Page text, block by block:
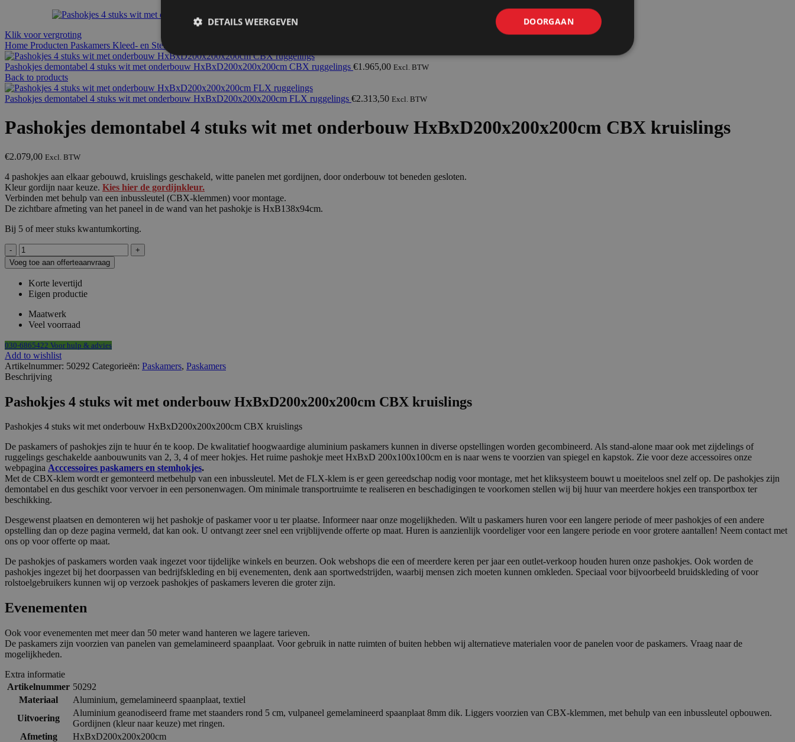
Klik voor vergroting
Home Producten Paskamers Kleed- en Stemhokjes
Pashokjes demontabel 4 stuks wit met onderbouw HxBxD200x200x200cm CBX ruggelings €1.965,00 Excl. BTW
Back to products
Pashokjes demontabel 4 stuks wit met onderbouw HxBxD200x200x200cm FLX ruggelings €2.313,50 Excl. BTW
Pashokjes demontabel 4 stuks wit met onderbouw HxBxD200x200x200cm CBX kruislings
€2.079,00 Excl. BTW
4 pashokjes aan elkaar gebouwd, kruislings geschakeld, witte panelen met gordijnen, door onderbouw tot beneden gesloten.
Kleur gordijn naar keuze. Kies hier de gordijnkleur.
Verbinden met behulp van een inbussleutel (CBX-klemmen) voor montage.
De zichtbare afmeting van het paneel in de wand van het pashokje is HxB138x94cm.
Bij 5 of meer stuks kwantumkorting.
Pashokjes
demontabel
4
stuks
wit
onderbouw
HxBxD200x200x200cm
kruislings
aantal
Voeg toe aan offerteaanvraag
Korte levertijd
Eigen productie
Maatwerk
Veel voorraad
030-6865422 Voor hulp & advies
Add to wishlist
Artikelnummer: 50292 Categorieën: Paskamers, Paskamers
Beschrijving
Pashokjes 4 stuks wit met onderbouw HxBxD200x200x200cm CBX kruislings
Pashokjes 4 stuks wit met onderbouw HxBxD200x200x200cm CBX kruislings
De paskamers of pashokjes zijn te huur én te koop. De kwalitatief hoogwaardige aluminium paskamers kunnen in diverse opstellingen worden gecombineerd. Als stand-alone maar ook met zijdelings of
ruggelings geschakelde aanbouwunits van 2, 3, 4 of meer hokjes. Het ruime pashokje meet HxBxD 200x100x100cm en is naar wens te voorzien van spiegel en kapstok. Zie voor deze accessoires onze
webpagina Acccessoires paskamers en stemhokjes.
Met de CBX-klem wordt er gemonteerd metbehulp van een inbussleutel. Met de FLX-klem is er geen gereedschap nodig voor montage, met het kliksysteem bouwt u moeiteloos snel zelf op. De pashokjes zijn
demontabel en dus geschikt voor vervoer in een personenwagen. Om minimale transportruimte te realiseren en beschadigingen te voorkomen stellen wij bij huur van meerdere hokjes een transportbox ter
beschikking.
Desgewenst plaatsen en demonteren wij het pashokje of paskamer voor u ter plaatse. Informeer naar onze mogelijkheden. Wilt u paskamers huren voor een langere periode of meer pashokjes of een andere
opstelling dan op deze pagina vermeld, dat kan ook. U ontvangt zeer snel een vrijblijvende offerte op maat. Huren is aanzienlijk voordeliger voor een langere periode en voor grotere aantallen! Neem contact met
ons op voor offerte op maat.
De pashokjes of paskamers worden vaak ingezet voor tijdelijke winkels en beurzen. Ook webshops die een of meerdere keren per jaar een outlet-verkoop houden huren onze pashokjes. Ook worden de
pashokjes ingezet bij het doorpassen van bedrijfskleding en bij evenementen, denk aan sportwedstrijden, waarbij mensen zich moeten kunnen omkleden. Speciaal voor bijvoorbeeld bruidskleding of voor
rolstoelgebruikers kunnen wij op verzoek pashokjes of paskamers leveren die groter zijn.
Evenementen
Ook voor evenementen met meer dan 50 meter wand hanteren we lagere tarieven.
De paskamers zijn voorzien van panelen van gemelamineerd spaanplaat. Voor gebruik in natte ruimten of buiten hebben wij alternatieve materialen voor de panelen voor de paskamers. Vraag naar de
mogelijkheden.
Extra informatie
Artikelnummer 50292
Materiaal
Aluminium, gemelamineerd spaanplaat, textiel
Uitvoering
Aluminium geanodiseerd frame met staanders rond 5 cm, vulpaneel gemelamineerd spaanplaat 8mm dik. Liggers voorzien van CBX-klemmen, met behulp van een inbussleutel opbouwen.
Gordijnen (kleur naar keuze) met ringen.
Afmeting
HxBxD200x200x200cm
DOORGAAN
DETAILS WEERGEVEN